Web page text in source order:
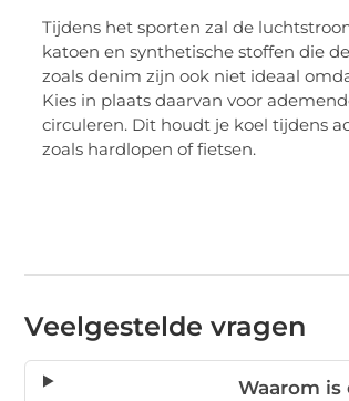
Tijdens het sporten zal de
katoen en synthetische stoffen die
zoals denim zijn ook niet ideaal
Kies in plaats daarvan voor
circuleren. Dit houdt je koel tijdens
zoals hardlopen of fietsen.
Veelgestelde vragen
Waarom